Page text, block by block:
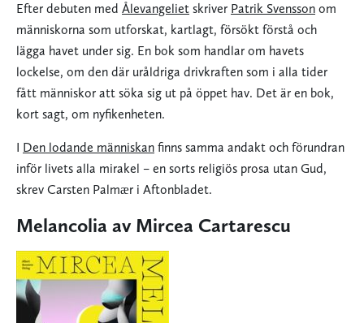
Efter debuten med Ålevangeliet skriver Patrik Svensson om
människorna som utforskat, kartlagt, försökt förstå och
lägga havet under sig. En bok som handlar om havets
lockelse, om den där uråldriga drivkraften som i alla tider
fått människor att söka sig ut på öppet hav. Det är en bok,
kort sagt, om nyfikenheten.
I Den lodande människan finns samma andakt och förundran
inför livets alla mirakel – en sorts religiös prosa utan Gud,
skrev Carsten Palmær i Aftonbladet.
Melancolia av Mircea Cartarescu